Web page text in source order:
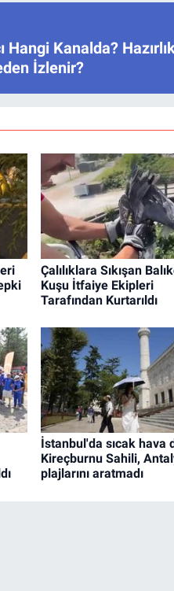
Kanalda?
İzlenir?
Çalılıklara Sıkışan
Kuşu İtfaiye Ekipleri
Tarafından Kurtarıldı
İstanbul'da sıcak hava
Kireçburnu Sahili,
plajlarını aratmadı